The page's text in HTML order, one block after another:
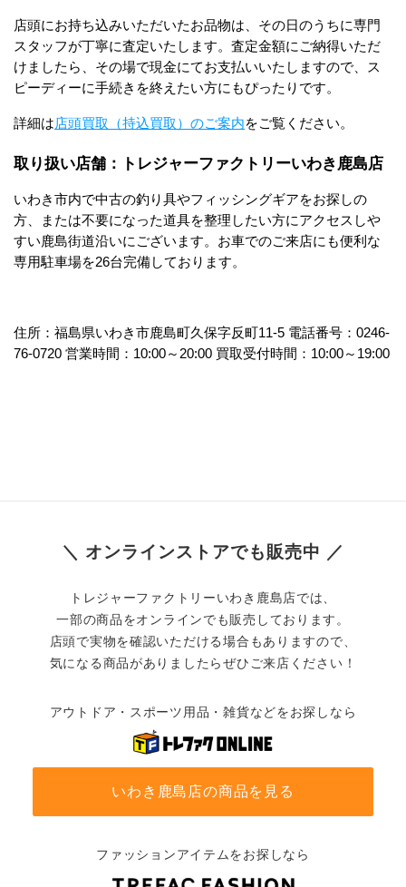
店頭にお持ち込みいただいたお品物は、その日のうちに専門
スタッフが丁寧に査定いたします。査定金額にご納得いただ
けましたら、その場で現金にてお支払いいたしますので、ス
ピーディーに手続きを終えたい方にもぴったりです。
詳細は店頭買取（持込買取）のご案内をご覧ください。
取り扱い店舗：トレジャーファクトリーいわき鹿島店
いわき市内で中古の釣り具やフィッシングギアをお探しの
方、または不要になった道具を整理したい方にアクセスしや
すい鹿島街道沿いにございます。お車でのご来店にも便利な
専用駐車場を26台完備しております。
住所：福島県いわき市鹿島町久保字反町11-5 電話番号：0246-
76-0720 営業時間：10:00～20:00 買取受付時間：10:00～19:00
＼ オンラインストアでも販売中 ／
トレジャーファクトリーいわき鹿島店では、
一部の商品をオンラインでも販売しております。
店頭で実物を確認いただける場合もありますので、
気になる商品がありましたらぜひご来店ください！
アウトドア・スポーツ用品・雑貨などをお探しなら
いわき鹿島店の商品を見る
ファッションアイテムをお探しなら